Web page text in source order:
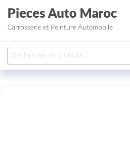
Aller au contenu
Pieces Auto Maroc
Carrosserie et Peinture Automobile
Recherche pour :